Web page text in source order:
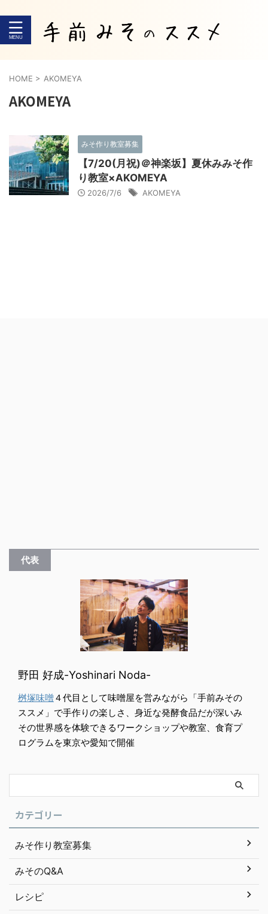
HOME > AKOMEYA
AKOMEYA
みそ作り教室募集
【7/20(月祝)＠神楽坂】夏休みみそ作
り教室×AKOMEYA
2026/7/6 AKOMEYA
代表
野田 好成-Yoshinari Noda-
桝塚味噌４代目として味噌屋を営みながら「手前みその
ススメ」で手作りの楽しさ、身近な発酵食品だが深いみ
その世界感を体験できるワークショップや教室、食育プ
ログラムを東京や愛知で開催
カテゴリー
みそ作り教室募集
みそのQ&A
レシピ